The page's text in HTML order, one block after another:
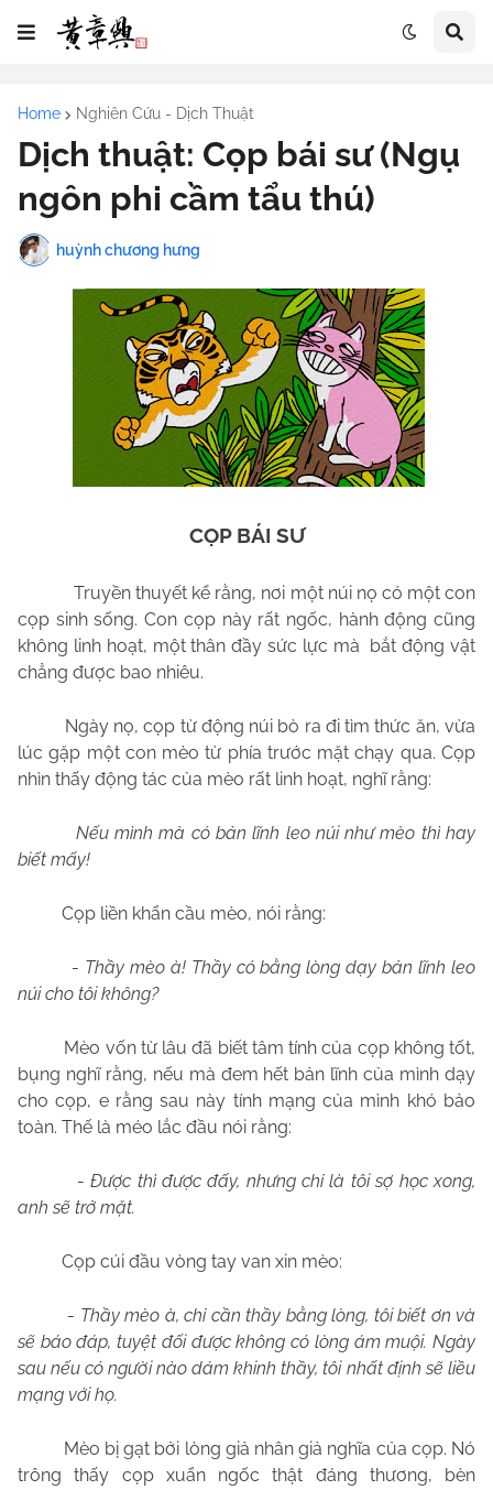
Home Nghiên Cứu - Dịch Thuật
Dịch thuật: Cọp bái sư (Ngụ
ngôn phi cầm tẩu thú)
huỳnh chương hưng
CỌP BÁI SƯ
Truyền thuyết kể rằng, nơi một núi nọ có một con
cọp sinh sống. Con cọp này rất ngốc, hành động cũng
không linh hoạt, một thân đầy sức lực mà bắt động vật
chẳng được bao nhiêu.
Ngày nọ, cọp từ động núi bò ra đi tìm thức ăn, vừa
lúc gặp một con mèo từ phía trước mặt chạy qua. Cọp
nhìn thấy động tác của mèo rất linh hoạt, nghĩ rằng:
Nếu mình mà có bản lĩnh leo núi như mèo thì hay
biết mấy!
Cọp liền khẩn cầu mèo, nói rằng:
- Thầy mèo à! Thầy có bằng lòng dạy bản lĩnh leo
núi cho tôi không?
Mèo vốn từ lâu đã biết tâm tính của cọp không tốt,
bụng nghĩ rằng, nếu mà đem hết bản lĩnh của mình dạy
cho cọp, e rằng sau này tính mạng của mình khó bảo
toàn. Thế là méo lắc đầu nói rằng:
-Được thì được đấy, nhưng chỉ là tôi sợ học xong,
anh sẽ trở mặt.
Cọp cúi đầu vòng tay van xin mèo:
- Thầy mèo à, chỉ cần thầy bằng lòng, tôi biết ơn và
sẽ báo đáp, tuyệt đối được không có lòng ám muội. Ngày
sau nếu có người nào dám khinh thầy, tôi nhất định sẽ liều
mạng với họ.
Mèo bị gạt bởi lòng giả nhân giả nghĩa của cọp. Nó
trông thấy cọp xuẩn ngốc thật đáng thương, bèn